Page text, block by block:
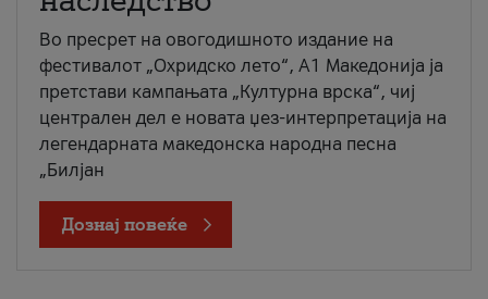
Во пресрет на овогодишното издание на
фестивалот „Охридско лето“, А1 Македонија ја
претстави кампањата „Културна врска“, чиј
централен дел е новата џез-интерпретација на
легендарната македонска народна песна
„Билјан
Дознај повеќе